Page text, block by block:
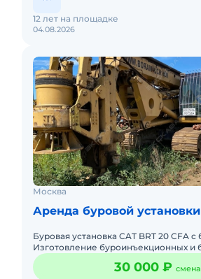
04.08.2026
12 лет на площадке
Москва
Аренда буровой установки
Буровая установка CAT BRT 20 CFA
Изготовление буроинъекционных и
бетонных свай. Бур диаметр 400 и
11 метров.
30 000 ₽ смена